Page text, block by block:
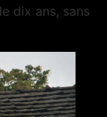
dix ans, sans